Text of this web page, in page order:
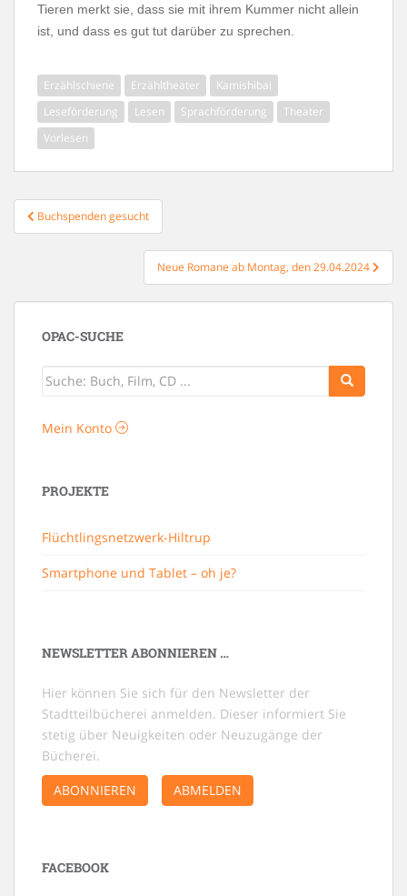
Tieren merkt sie, dass sie mit ihrem Kummer nicht allein
ist, und dass es gut tut darüber zu sprechen.
Erzählschiene Erzähltheater
Kamishibai
Leseförderung
Lesen Sprachförderung
Theater
Vorlesen
Beitragsnavigation
Buchspenden gesucht
Neue Romane ab Montag, den 29.04.2024
OPAC-SUCHE
Mein Konto
PROJEKTE
Flüchtlingsnetzwerk-Hiltrup
Smartphone und Tablet – oh je?
NEWSLETTER ABONNIEREN …
Hier können Sie sich für den Newsletter der
Stadtteilbücherei anmelden. Dieser informiert Sie
stetig über Neuigkeiten oder Neuzugänge der
Bücherei.
ABONNIEREN
ABMELDEN
FACEBOOK